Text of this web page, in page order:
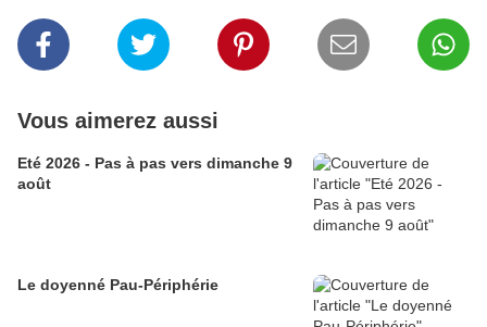
Vous aimerez aussi
Eté 2026 - Pas à pas vers dimanche 9
août
Le doyenné Pau-Périphérie